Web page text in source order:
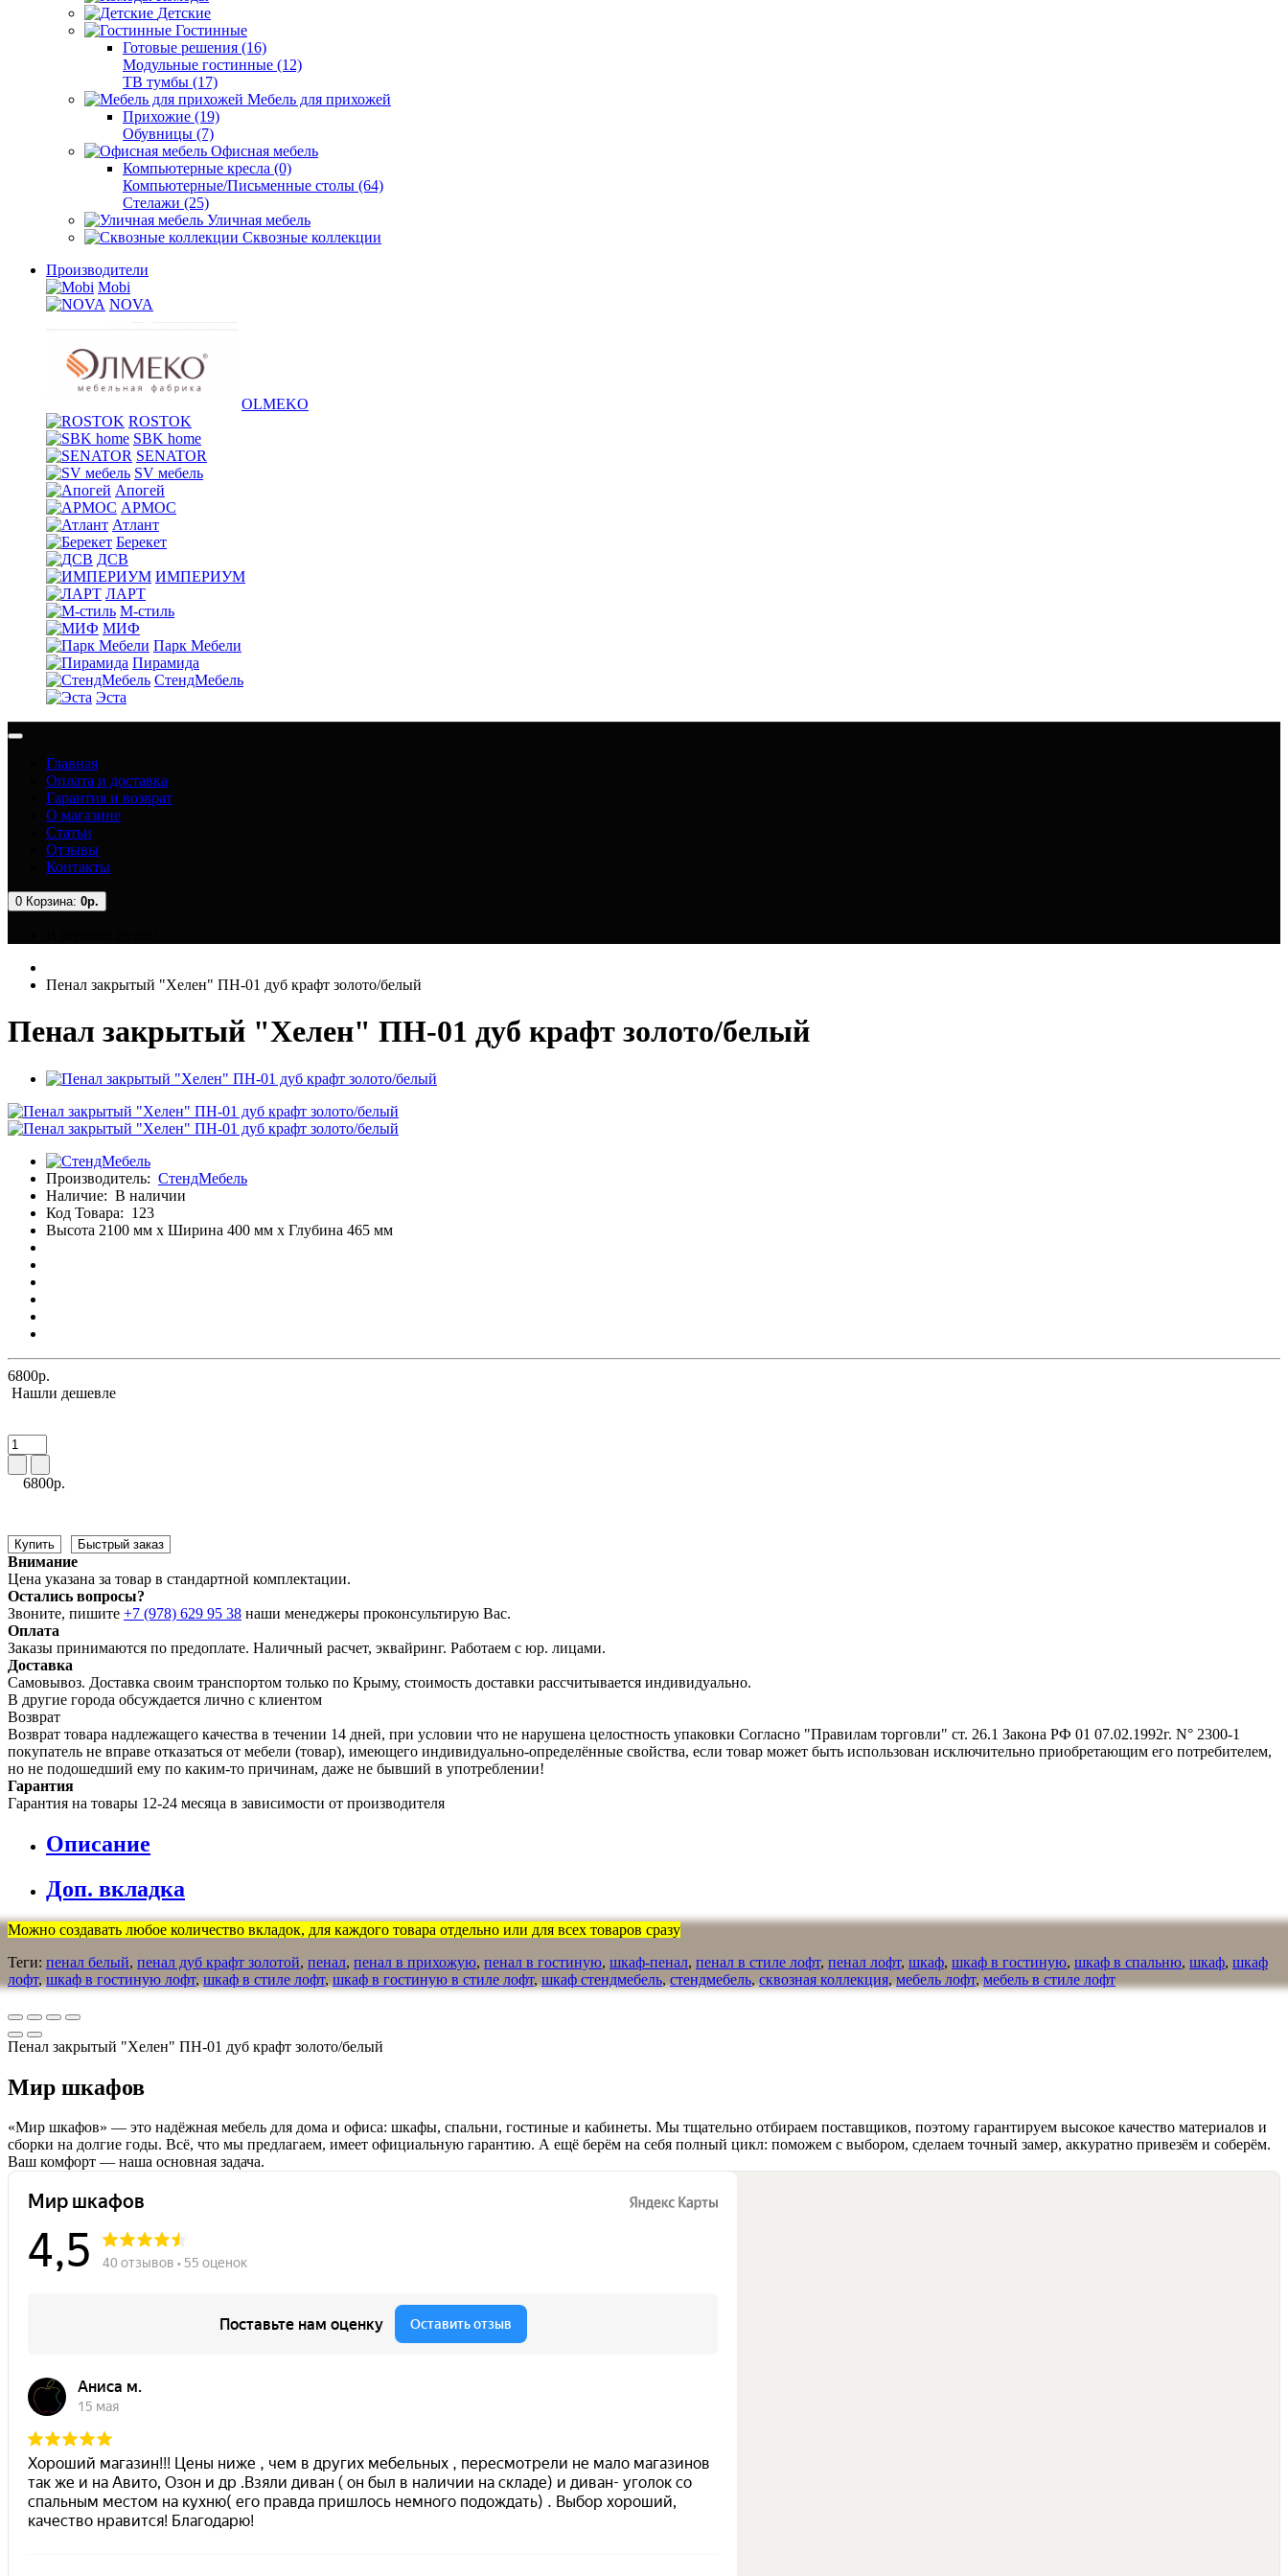
Детские
Гостинные
Готовые решения (16)
Модульные гостинные (12)
ТВ тумбы (17)
Мебель для прихожей
Прихожие (19)
Обувницы (7)
Офисная мебель
Компьютерные кресла (0)
Компьютерные/Письменные столы (64)
Стелажи (25)
Уличная мебель
Сквозные коллекции
Производители
Mobi
NOVA
OLMEKO
ROSTOK
SBK home
SENATOR
SV мебель
Апогей
АРМОС
Атлант
Берекет
ДСВ
ИМПЕРИУМ
ЛАРТ
М-стиль
МИФ
Парк Мебели
Пирамида
СтендМебель
Эста
Главная
Оплата и доставка
Гарантия и возврат
О магазине
Статьи
Отзывы
Контакты
0 Корзина: 0р.
Пенал закрытый "Хелен" ПН-01 дуб крафт золото/белый
Пенал закрытый "Хелен" ПН-01 дуб крафт золото/белый
Производитель: СтендМебель
Наличие: В наличии
Код Товара: 123
Высота 2100 мм x Ширина 400 мм x Глубина 465 мм
6800р.
Нашли дешевле
6800р.
Купить Быстрый заказ
Внимание
Цена указана за товар в стандартной комплектации.
Остались вопросы?
Звоните, пишите +7 (978) 629 95 38 наши менеджеры проконсультирую Вас.
Оплата
Заказы принимаются по предоплате. Наличный расчет, эквайринг. Работаем с юр. лицами.
Доставка
Самовывоз. Доставка своим транспортом только по Крыму, стоимость доставки рассчитывается индивидуально.
В другие города обсуждается лично с клиентом
Возврат
Возврат товара надлежащего качества в течении 14 дней, при условии что не нарушена целостность упаковки Согласно "Правилам торговли" ст. 26.1 Закона РФ 01 07.02.1992г. N° 2300-1
покупатель не вправе отказаться от мебели (товар), имеющего индивидуально-определённые свойства, если товар может быть использован исключительно приобретающим его потребителем,
но не подошедший eмy по каким-то причинам, даже не бывший в употреблении!
Гарантия
Гарантия на товары 12-24 месяца в зависимости от производителя
Описание
Доп. вкладка
Можно создавать любое количество вкладок, для каждого товара отдельно или для всех товаров сразу
Теги: пенал белый, пенал дуб крафт золотой, пенал, пенал в прихожую, пенал в гостиную, шкаф-пенал, пенал в стиле лофт, пенал лофт, шкаф, шкаф в гостиную, шкаф в спальню, шкаф, шкаф
лофт, шкаф в гостиную лофт, шкаф в стиле лофт, шкаф в гостиную в стиле лофт, шкаф стендмебель, стендмебель, сквозная коллекция, мебель лофт, мебель в стиле лофт
Пенал закрытый "Хелен" ПН-01 дуб крафт золото/белый
Мир шкафов
«Мир шкафов» — это надёжная мебель для дома и офиса: шкафы, спальни, гостиные и кабинеты. Мы тщательно отбираем поставщиков, поэтому гарантируем высокое качество материалов и
сборки на долгие годы. Всё, что мы предлагаем, имеет официальную гарантию. А ещё берём на себя полный цикл: поможем с выбором, сделаем точный замер, аккуратно привезём и соберём.
Ваш комфорт — наша основная задача.